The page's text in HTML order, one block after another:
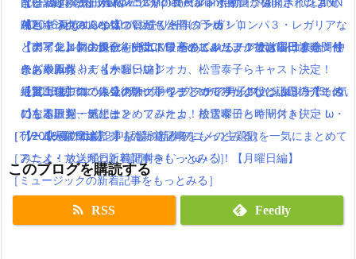
弟と違う点みんな気づいた？
【ポインコ】dポイント新CM！春あふれるチアポインコ集合！中
条あやみちゃんもかわいい！
【実写化】鋼の錬金術師エドワードエルリック役は山田涼介！他
にも本田翼、ディーン・フジオカ、松雪泰子らキャスト決定！
［TV・映画の新着記事をもっとみる］
映画キングスレイブの冒頭も公開(｀・ω・´)
「アイドルマスター」史上、最高のビジュアルでお届けするシリ
ーズ最新作！
絶賛上映中の「キングスグレイブ ファイナルファンタジー15」気
になる評判・感想は？
［ゲーム・スマホアプリの新着記事をもっとみる］
AD」「Angel Beats!」に続く名作の予感！
【実写化】鋼の錬金術師エドワードエルリック役は山田涼介！他
にも本田翼、ディーン・フジオカ、松雪泰子らキャスト決定！
【2016夏アニソン】サーヴァンプ・チア男子!!など話題のアニメ
の主題歌を一気にまとめてみたよ！放送曜日と時間付き(｀・ω・
´)！【火曜日編】
［アニメ・マンガの新着記事をもっとみる］
【2016夏アニソン】バッテリー・ダンガンロンパ３・レガリアな
どのアニメの主題歌を一気にまとめてみたよ！放送曜日と時間付
き(｀・ω・´)！【木曜日編】
最近ニコニコで人気の歌い手をまとめてみたよ(｀・ω・´)【その
1】
【2016夏アニソン】話題の新作アニメの主題歌を一気にまとめて
みたよ！放送曜日と時間付き(｀・ω・´)！【月曜日編】
［ミュージックの新着記事をもっとみる］
このブログを購読する
RSS Feedly